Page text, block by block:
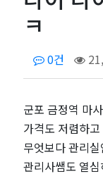
역
마
사
ㅋ
0건
군포 금정역 마
가격도 저렴하
무엇보다 관리
관리사쌤도 열